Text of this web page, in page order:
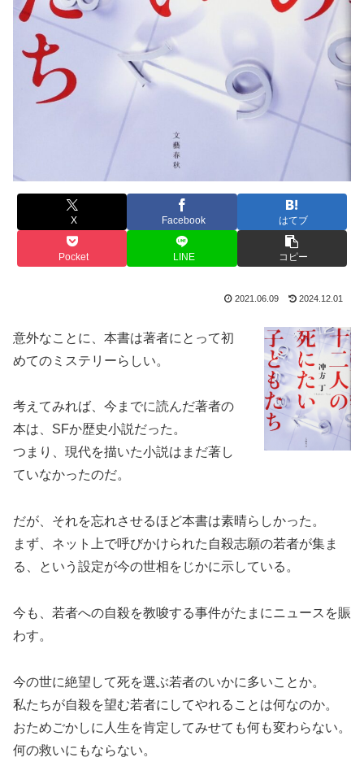
X Facebook はてブ
Pocket LINE コピー
2021.06.09 2024.12.01
意外なことに、本書は著者にとって初
めてのミステリーらしい。
考えてみれば、今までに読んだ著者の
本は、SFか歴史小説だった。
つまり、現代を描いた小説はまだ著し
ていなかったのだ。
だが、それを忘れさせるほど本書は素晴らしかった。
まず、ネット上で呼びかけられた自殺志願の若者が集ま
る、という設定が今の世相をじかに示している。
今も、若者への自殺を教唆する事件がたまにニュースを賑
わす。
今の世に絶望して死を選ぶ若者のいかに多いことか。
私たちが自殺を望む若者にしてやれることは何なのか。
おためごかしに人生を肯定してみせても何も変わらない。
何の救いにもならない。